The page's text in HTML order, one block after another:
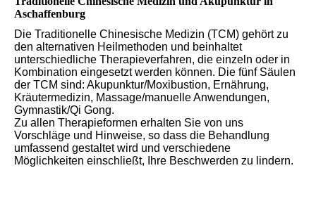
Aschaffenburg
Die Traditionelle Chinesische Medizin (TCM) gehört zu
den alternativen Heilmethoden und beinhaltet
unterschiedliche Therapieverfahren, die einzeln oder in
Kombination eingesetzt werden können. Die fünf Säulen
der TCM sind: Akupunktur/Moxibustion, Ernährung,
Kräutermedizin, Massage/manuelle Anwendungen,
Gymnastik/Qi Gong.
Zu allen Therapieformen erhalten Sie von uns
Vorschläge und Hinweise, so dass die Behandlung
umfassend gestaltet wird und verschiedene
Möglichkeiten einschließt, Ihre Beschwerden zu lindern.